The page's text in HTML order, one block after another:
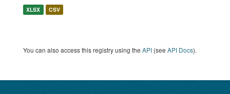
XLSX CSV
You can also access this registry using the API (see API Docs).